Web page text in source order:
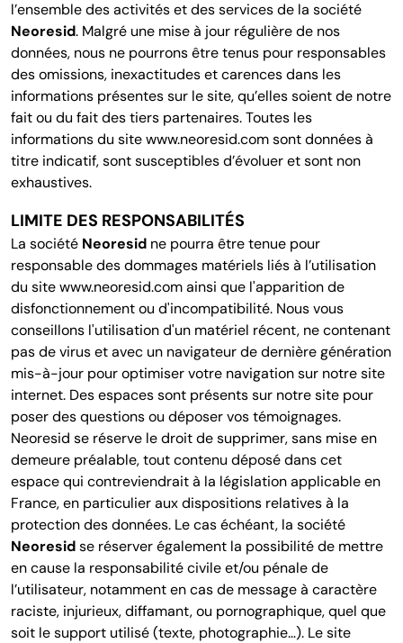
l’ensemble des activités et des services de la société
Neoresid. Malgré une mise à jour régulière de nos
données, nous ne pourrons être tenus pour responsables
des omissions, inexactitudes et carences dans les
informations présentes sur le site, qu’elles soient de notre
fait ou du fait des tiers partenaires. Toutes les
informations du site www.neoresid.com sont données à
titre indicatif, sont susceptibles d’évoluer et sont non
exhaustives.
LIMITE DES RESPONSABILITÉS
La société Neoresid ne pourra être tenue pour
responsable des dommages matériels liés à l’utilisation
du site www.neoresid.com ainsi que l'apparition de
disfonctionnement ou d'incompatibilité. Nous vous
conseillons l'utilisation d'un matériel récent, ne contenant
pas de virus et avec un navigateur de dernière génération
mis-à-jour pour optimiser votre navigation sur notre site
internet. Des espaces sont présents sur notre site pour
poser des questions ou déposer vos témoignages.
Neoresid se réserve le droit de supprimer, sans mise en
demeure préalable, tout contenu déposé dans cet
espace qui contreviendrait à la législation applicable en
France, en particulier aux dispositions relatives à la
protection des données. Le cas échéant, la société
Neoresidse réserver également la possibilité de mettre
en cause la responsabilité civile et/ou pénale de
l’utilisateur, notamment en cas de message à caractère
raciste, injurieux, diffamant, ou pornographique, quel que
soit le support utilisé (texte, photographie…). Le site